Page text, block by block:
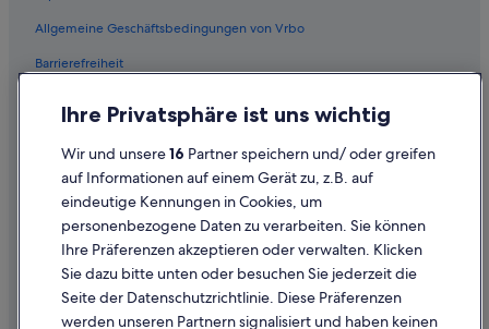
Allgemeine Geschäftsbedingungen von Vrbo
Barrierefreiheit
Rechtliche Hinweise/Kontakt
Inhaltsrichtlinien und Melden von Inhalten
Hilfe
Ihre Privatsphäre ist uns wichtig
Wir und unsere16 Partner speichern und/ oder greifen
auf Informationen auf einem Gerät zu, z.B. auf
eindeutige Kennungen in Cookies, um
personenbezogene Daten zu verarbeiten. Sie können
Ihre Präferenzen akzeptieren oder verwalten. Klicken
Sie dazu bitte unten oder besuchen Sie jederzeit die
Seite der Datenschutzrichtlinie. Diese Präferenzen
werden unseren Partnern signalisiert und haben keinen